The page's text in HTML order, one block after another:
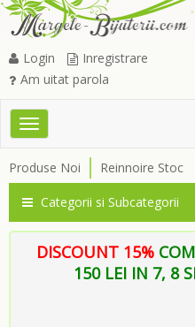
Login
Inregistrare
Am uitat parola
Toggle
Produse Noi Reinnoire Stoc
Categorii si Subcategorii
DISCOUNT 15%
150 LEI IN 7, 8